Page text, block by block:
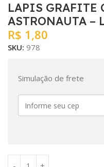
LAPIS GRAFITE
ASTRONAUTA –
R$ 1,80
SKU: 978
Simulação de frete